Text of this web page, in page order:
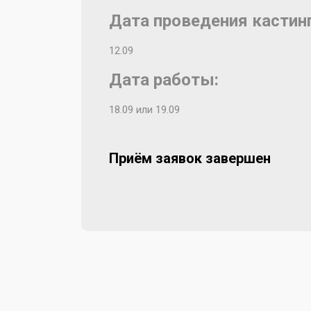
Дата проведения
12.09
Дата работы:
18.09 или 19.09
Приём заявок завершен